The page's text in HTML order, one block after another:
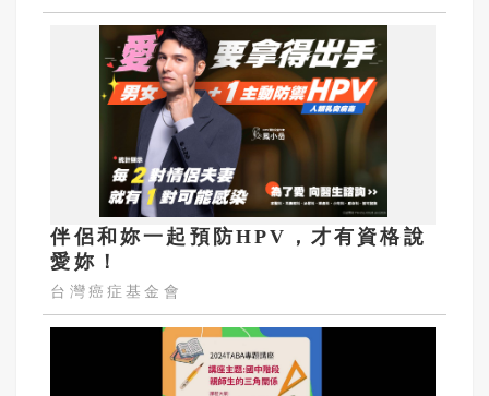
伴侶和妳一起預防HPV，才有資格說
愛妳！
台灣癌症基金會